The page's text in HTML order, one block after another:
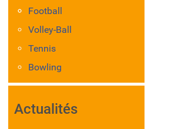
Football
Volley-Ball
Tennis
Bowling
Actualités